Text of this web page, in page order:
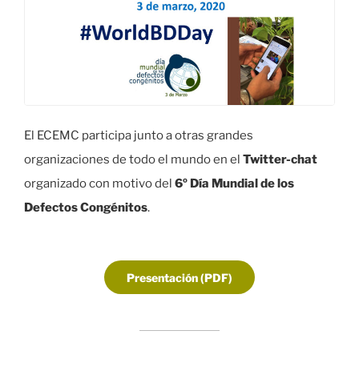
El ECEMC participa junto a otras grandes
organizaciones de todo el mundo en el Twitter-chat
organizado con motivo del 6º Día Mundial de los
Defectos Congénitos.
Presentación (PDF)